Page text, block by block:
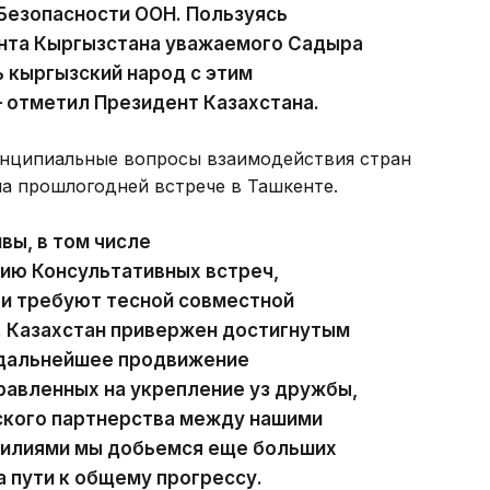
ООН. Пользуясь
Кыргызстана уважаемого Садыра
народ с этим
Президент Казахстана.
вопросы взаимодействия стран
прошлогодней встрече в Ташкенте.
в том числе
Консультативных встреч,
требуют тесной совместной
привержен достигнутым
продвижение
на укрепление уз дружбы,
партнерства между нашими
мы добьемся еще больших
пути к общему прогрессу.